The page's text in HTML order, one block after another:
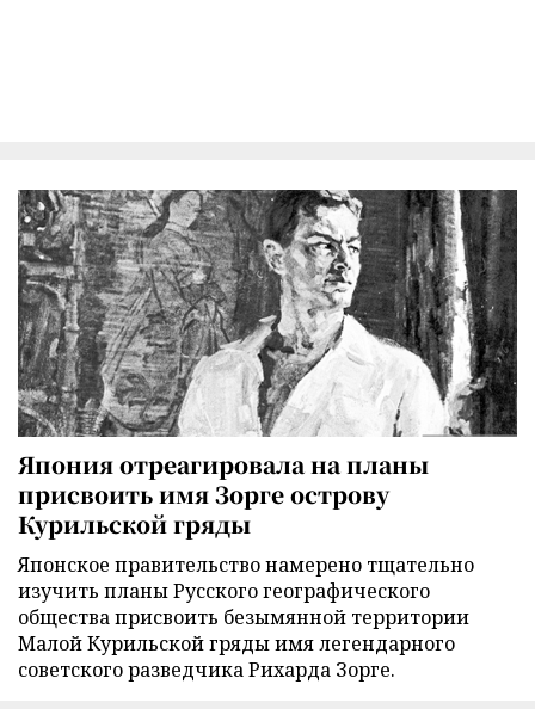
Япония отреагировала на планы
присвоить имя Зорге острову
Курильской гряды
Японское правительство намерено тщательно
изучить планы Русского географического
общества присвоить безымянной территории
Малой Курильской гряды имя легендарного
советского разведчика Рихарда Зорге.